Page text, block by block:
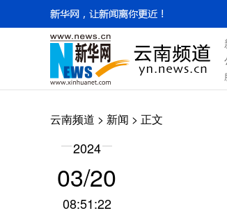
云南频道 > 新闻 > 正文
2024
03/20
08:51:22